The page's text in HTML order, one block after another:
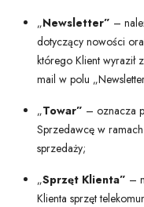
„Newsletter” –
dotyczący nowości
którego Klient wyraził
mail w polu
„Towar” – oznacza
Sprzedawcę w
sprzedaży;
„Sprzęt Klienta” –
Klienta sprzęt